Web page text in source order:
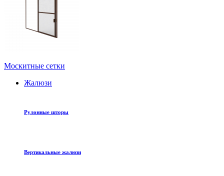
Москитные сетки
Жалюзи
Рулонные шторы
Вертикальные жалюзи